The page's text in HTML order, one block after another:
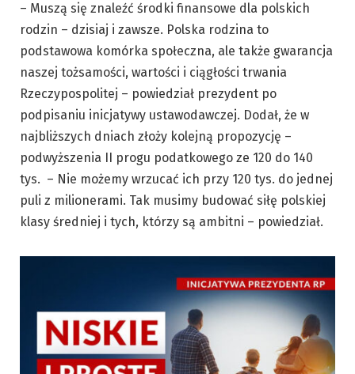
– Muszą się znaleźć środki finansowe dla polskich
rodzin – dzisiaj i zawsze. Polska rodzina to
podstawowa komórka społeczna, ale także gwarancja
naszej tożsamości, wartości i ciągłości trwania
Rzeczypospolitej – powiedział prezydent po
podpisaniu inicjatywy ustawodawczej. Dodał, że w
najbliższych dniach złoży kolejną propozycję –
podwyższenia II progu podatkowego ze 120 do 140
tys. – Nie możemy wrzucać ich przy 120 tys. do jednej
puli z milionerami. Tak musimy budować siłę polskiej
klasy średniej i tych, którzy są ambitni – powiedział.